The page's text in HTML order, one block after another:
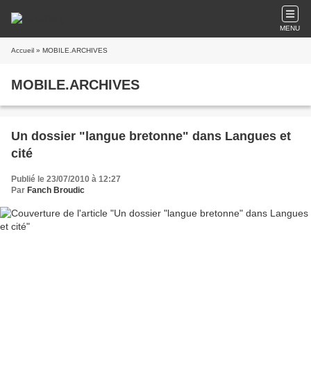
MENU
Accueil » MOBILE.ARCHIVES
MOBILE.ARCHIVES
Un dossier "langue bretonne" dans Langues et
cité
Publié le 23/07/2010 à 12:27
Par Fanch Broudic